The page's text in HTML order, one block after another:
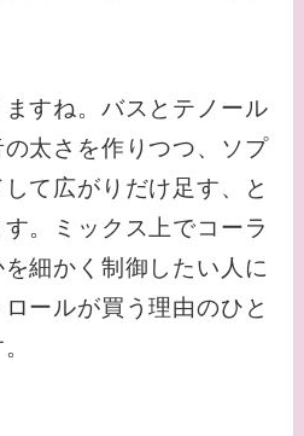
すね。バスとテノール
太さを作りつつ、ソプ
て広がりだけ足す、と
。ミックス上でコーラ
細かく制御したい人に
ールが買う理由のひと